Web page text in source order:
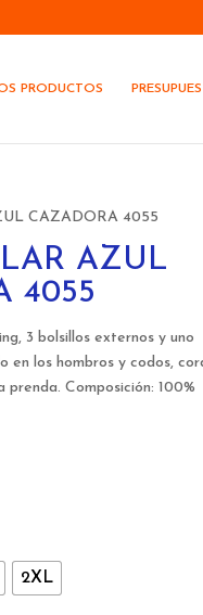
PRODUCTOS
CAZADORA 4055
AZUL
4055
3 bolsillos externos y uno
en los hombros y codos,
Composición: 100%
2XL